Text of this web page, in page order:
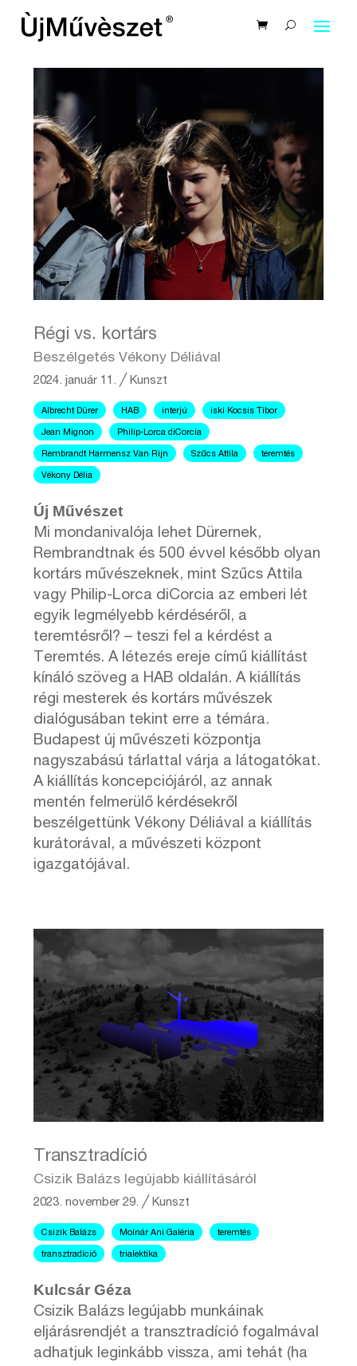
Régi vs. kortárs
Beszélgetés Vékony Déliával
2024. január 11. ╱ Kunszt
Albrecht Dürer HAB interjú iski Kocsis Tibor
Jean Mignon Philip-Lorca diCorcia
Rembrandt Harmensz Van Rijn Szűcs Attila teremtés
Vékony Délia
Új Művészet
Mi mondanivalója lehet Dürernek,
Rembrandtnak és 500 évvel később olyan
kortárs művészeknek, mint Szűcs Attila
vagy Philip-Lorca diCorcia az emberi lét
egyik legmélyebb kérdéséről, a
teremtésről? – teszi fel a kérdést a
Teremtés. A létezés ereje című kiállítást
kínáló szöveg a HAB oldalán. A kiállítás
régi mesterek és kortárs művészek
dialógusában tekint erre a témára.
Budapest új művészeti központja
nagyszabású tárlattal várja a látogatókat.
A kiállítás koncepciójáról, az annak
mentén felmerülő kérdésekről
beszélgettünk Vékony Déliával a kiállítás
kurátorával, a művészeti központ
igazgatójával.
Transztradíció
Csizik Balázs legújabb kiállításáról
2023. november 29. ╱Kunszt
Csizik Balázs Molnár Ani Galéria teremtés
transztradíció trialektika
Kulcsár Géza
Csizik Balázs legújabb munkáinak
eljárásrendjét a transztradíció fogalmával
adhatjuk leginkább vissza, ami tehát (ha